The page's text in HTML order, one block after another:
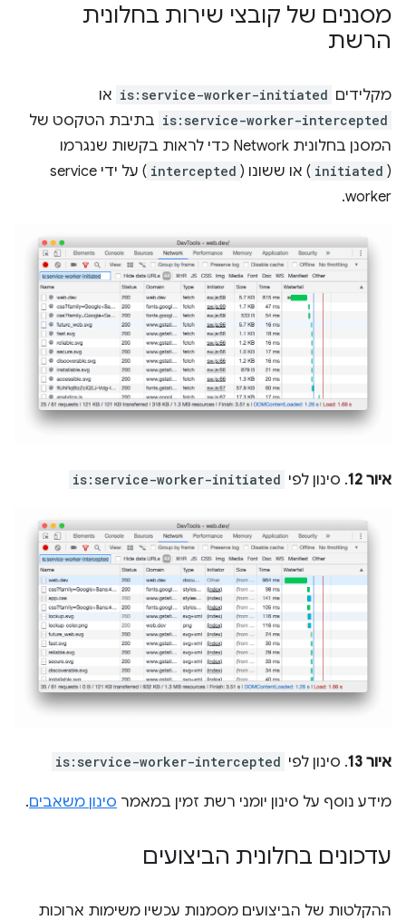
מסננים של קובצי שירות בחלונית
הרשת
מקלידים is:service-worker-initiated או
is:service-worker-intercepted בתיבת הטקסט של
המסנן בחלונית Network כדי לראות בקשות שנגרמו
(
initiated ) או ששונו ( intercepted
) על ידי service
worker.
איור 12 . סינון לפי is:service-worker-initiated
איור 13 . סינון לפי is:service-worker-intercepted
מידע נוסף על סינון יומני רשת זמין במאמר סינון משאבים.
עדכונים בחלונית הביצועים
ההקלטות של הביצועים מסמנות עכשיו משימות ארוכות